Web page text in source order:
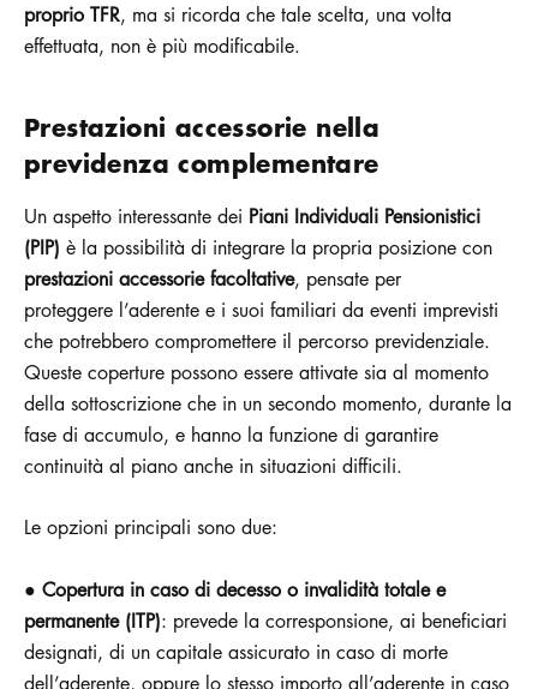
proprio TFR, ma si ricorda che tale scelta, una volta
effettuata, non è più modificabile.
Prestazioni accessorie nella
previdenza complementare
Un aspetto interessante dei Piani Individuali Pensionistici
(PIP) è la possibilità di integrare la propria posizione con
prestazioni accessorie facoltative, pensate per
proteggere l’aderente e i suoi familiari da eventi imprevisti
che potrebbero compromettere il percorso previdenziale.
Queste coperture possono essere attivate sia al momento
della sottoscrizione che in un secondo momento, durante la
fase di accumulo, e hanno la funzione di garantire
continuità al piano anche in situazioni difficili.
Le opzioni principali sono due:
● Copertura in caso di decesso o invalidità totale e
permanente (ITP): prevede la corresponsione, ai beneficiari
designati, di un capitale assicurato in caso di morte
dell’aderente, oppure lo stesso importo all’aderente in caso